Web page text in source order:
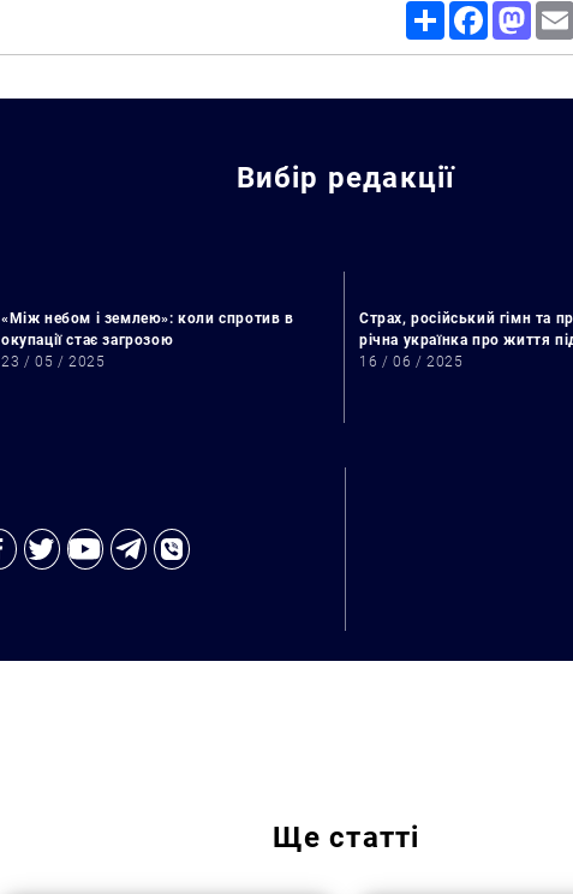
Share Facebook
Вибір редакції
«Між небом і землею»: коли спротив в
окупації стає загрозою
23 / 05 / 2025
Страх, російський гімн та
річна українка про життя
16 / 06 / 2025
Щестатті